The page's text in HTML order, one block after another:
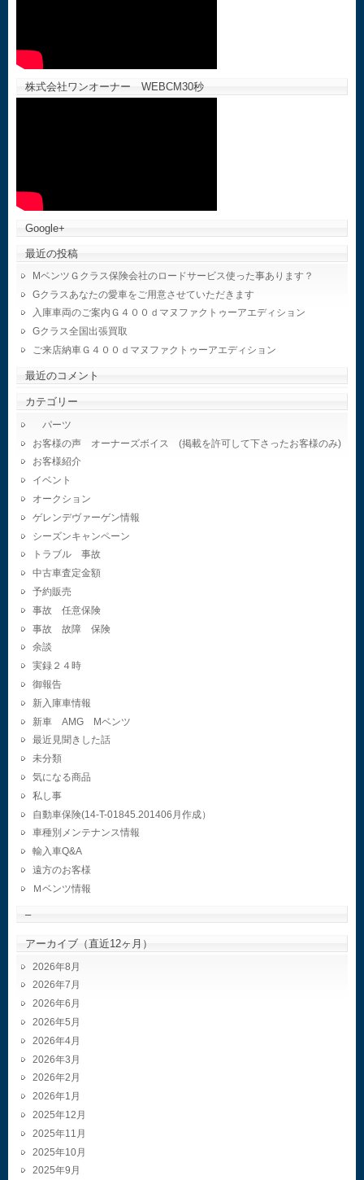
株式会社ワンオーナー WEBCM30秒
Google+
最近の投稿
MベンツＧクラス保険会社のロードサービス使った事あります？
Gクラスあなたの愛車をご用意させていただきます
入庫車両のご案内Ｇ４００ｄマヌファクトゥーアエディション
Gクラス全国出張買取
ご来店納車Ｇ４００ｄマヌファクトゥーアエディション
最近のコメント
カテゴリー
パーツ
お客様の声 オーナーズボイス (掲載を許可して下さったお客様のみ)
お客様紹介
イベント
オークション
ゲレンデヴァーゲン情報
シーズンキャンペーン
トラブル 事故
中古車査定金額
予約販売
事故 任意保険
事故 故障 保険
余談
実録２４時
御報告
新入庫車情報
新車 AMG Mベンツ
最近見聞きした話
未分類
気になる商品
私し事
自動車保険(14-T-01845.201406月作成）
車種別メンテナンス情報
輸入車Q&A
遠方のお客様
Ｍベンツ情報
–
アーカイブ（直近12ヶ月）
2026年8月
2026年7月
2026年6月
2026年5月
2026年4月
2026年3月
2026年2月
2026年1月
2025年12月
2025年11月
2025年10月
2025年9月